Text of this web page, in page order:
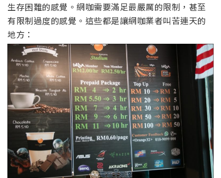
生存困難的感覺。網咖需要滿足最嚴厲的限制，甚至
有限制過度的感覺。這些都是讓網咖業者叫苦連天的
地方：